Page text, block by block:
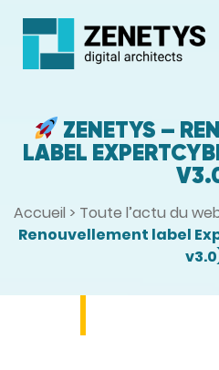
ZENETYS –
LABEL
Accueil > Toute l’actu du web
Renouvellement label